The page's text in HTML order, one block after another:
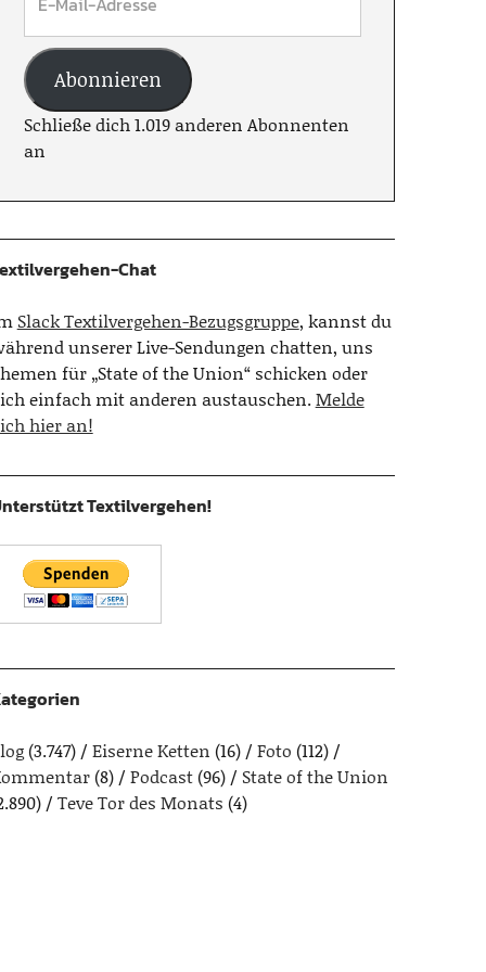
Abonnieren
Schließe dich 1.019 anderen Abonnenten
an
Chat
Slack Textilvergehen-Bezugsgruppe, kannst du
unserer Live-Sendungen chatten, uns
für „State of the Union“ schicken oder
einfach mit anderen austauschen.Melde
hier an!
Textilvergehen!
(3.747) Eiserne Ketten (16) Foto (112)
(8) Podcast(96)
State of the Union
Teve Tor des Monats (4)